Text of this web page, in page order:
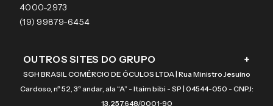
4000-2973
(19) 99879-6454
OUTROS SITES DO GRUPO +
SGH BRASIL COMÉRCIO DE ÓCULOS LTDA | Rua Ministro Jesuíno
Cardoso, nº 52, 3º andar, ala “A” - Itaim bibi - SP | 04544-050 - CNPJ:
13.257.648/0001-90